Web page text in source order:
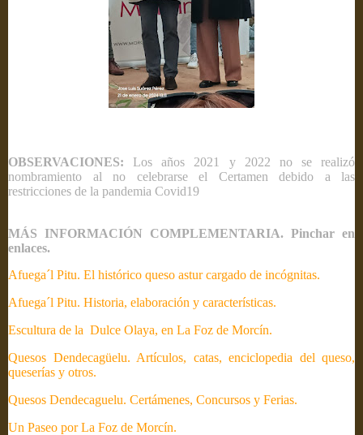
OBSERVACIONES: Los años 2021 y 2022 no se realizó
nombramiento al no celebrarse el Certamen debido a las
restricciones de la pandemia Covid19
MÁS INFORMACIÓN COMPLEMENTARIA. Pinchar en
enlaces.
Afuega´l Pitu. El histórico queso astur cargado de incógnitas.
Afuega´l Pitu. Historia, elaboración y características.
Escultura de la Dulce Olaya, en La Foz de Morcín.
Quesos Dendecagüelu. Artículos, catas, enciclopedia del queso,
queserías y otros.
Quesos Dendecaguelu. Certámenes, Concursos y Ferias.
Un Paseo por La Foz de Morcín.